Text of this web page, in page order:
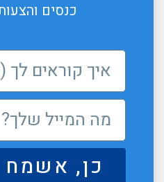
כנסים
כן,